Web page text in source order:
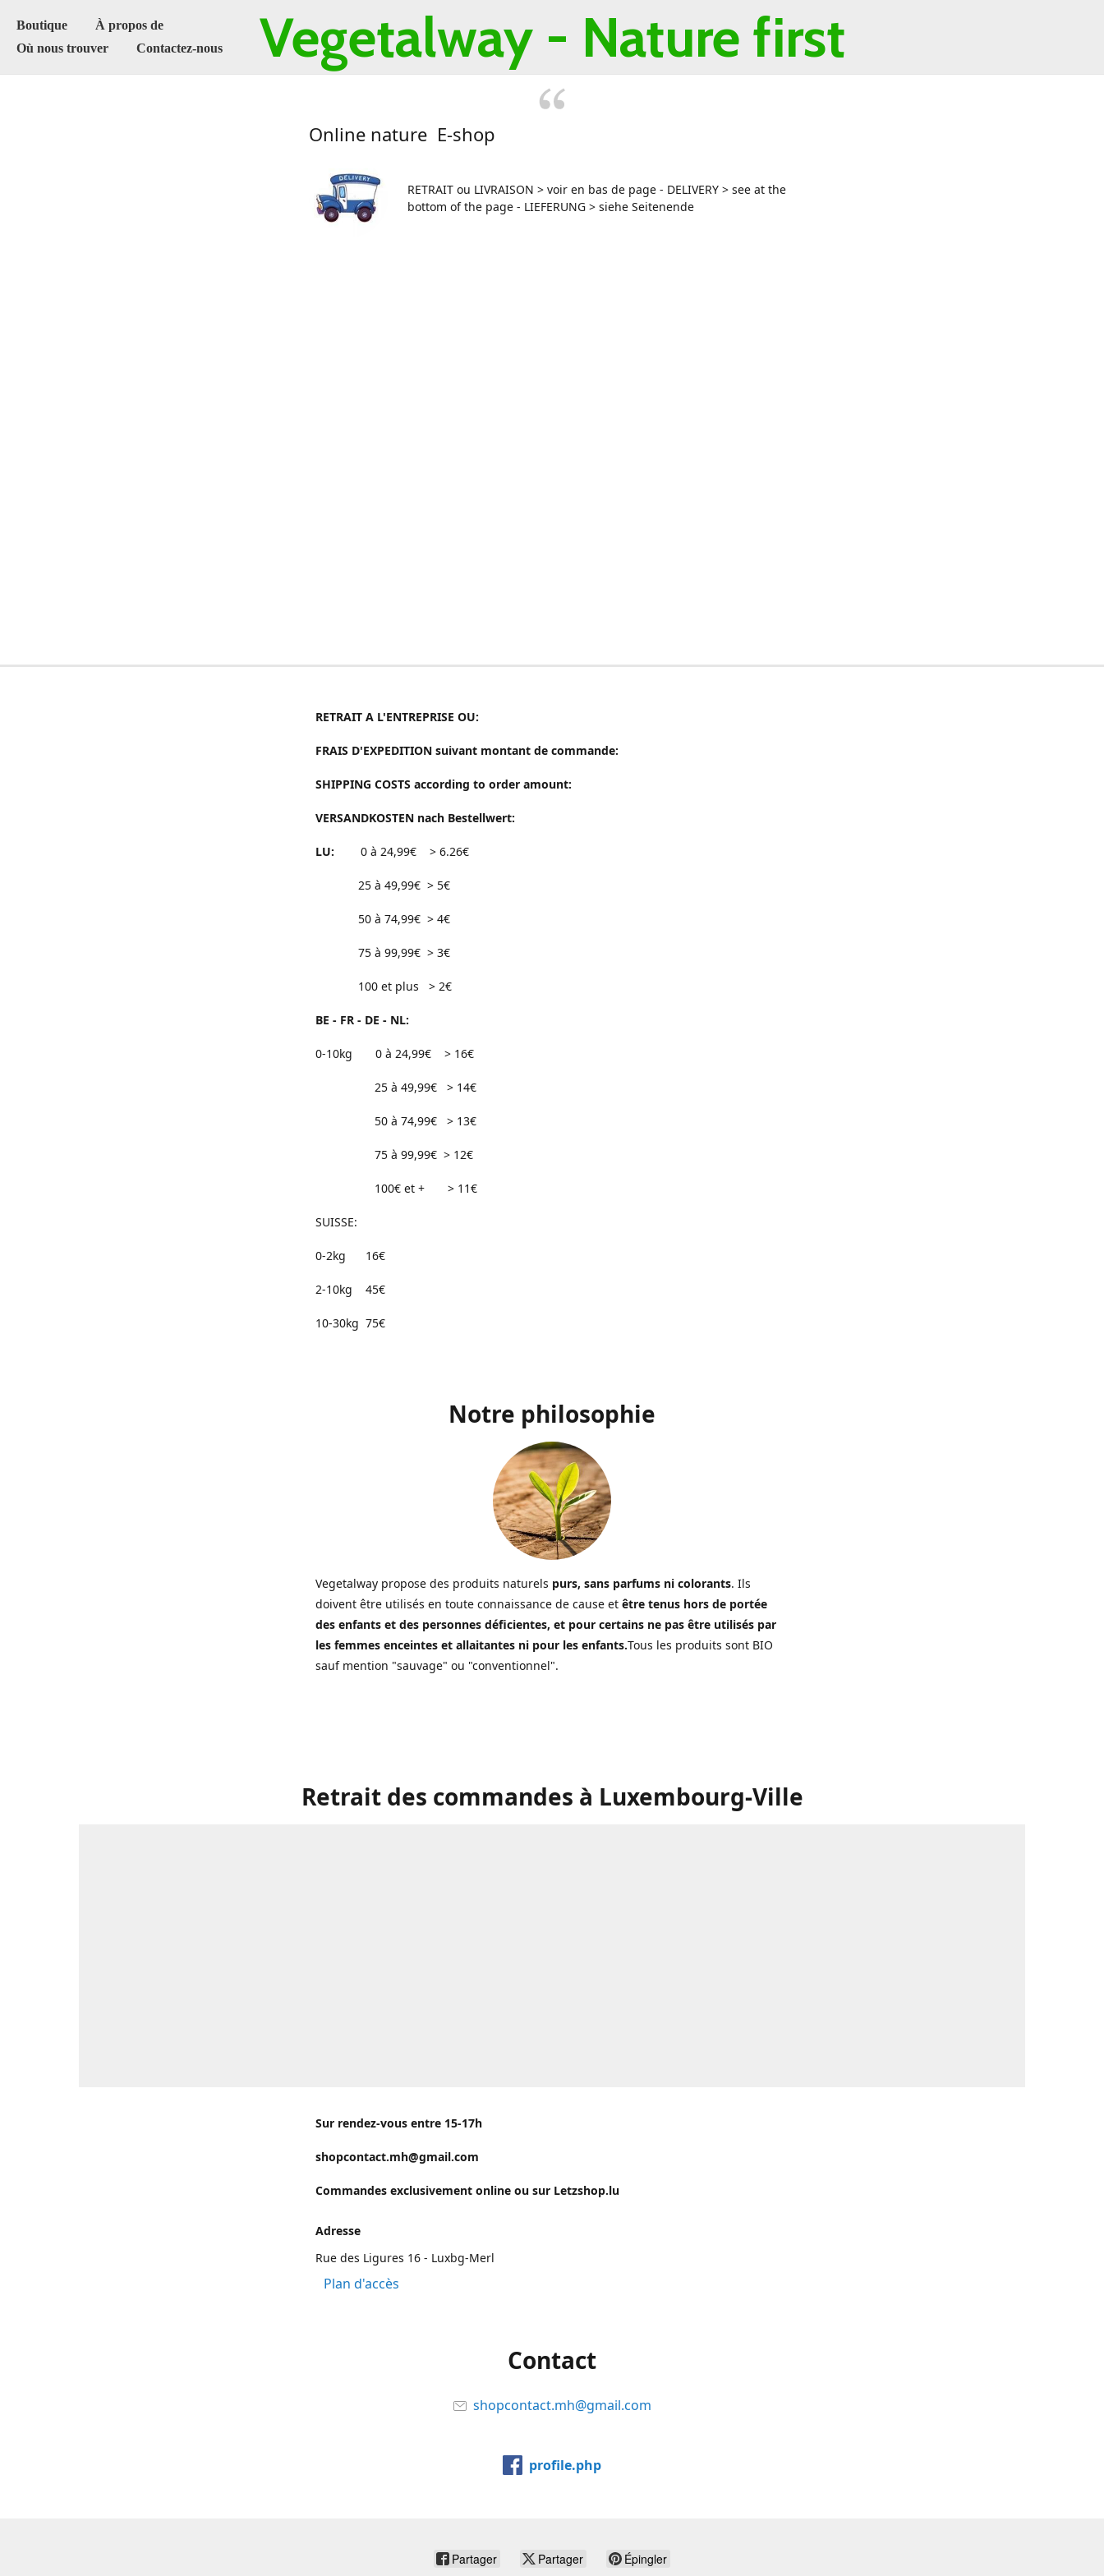
Vegetalway - Nature first
Boutique
À propos de
Où nous trouver
Contactez-nous
Online nature E-shop
RETRAIT ou LIVRAISON > voir en bas de page - DELIVERY > see at the
bottom of the page - LIEFERUNG > siehe Seitenende
RETRAIT A L'ENTREPRISE OU:
FRAIS D'EXPEDITION suivant montant de commande:
SHIPPING COSTS according to order amount:
VERSANDKOSTEN nach Bestellwert:
LU: 0 à 24,99€ > 6.26€
25 à 49,99€ > 5€
50 à 74,99€ > 4€
75 à 99,99€ > 3€
100 et plus > 2€
BE - FR - DE - NL:
0-10kg 0 à 24,99€ > 16€
25 à 49,99€ > 14€
50 à 74,99€ > 13€
75 à 99,99€ > 12€
100€ et + > 11€
SUISSE:
0-2kg 16€
2-10kg 45€
10-30kg 75€
Notre philosophie
Vegetalway propose des produits naturels purs, sans parfums ni colorants. Ils
doivent être utilisés en toute connaissance de cause et être tenus hors de portée
des enfants et des personnes déficientes, et pour certains ne pas être utilisés par
les femmes enceintes et allaitantes ni pour les enfants.Tous les produits sont BIO
sauf mention "sauvage" ou "conventionnel".
Retrait des commandes à Luxembourg-Ville
Sur rendez-vous entre 15-17h
shopcontact.mh@gmail.com
Commandes exclusivement online ou sur Letzshop.lu
Adresse
Rue des Ligures 16 - Luxbg-Merl
Plan d'accès
Contact
shopcontact.mh@gmail.com
profile.php
Partager Partager Épingler